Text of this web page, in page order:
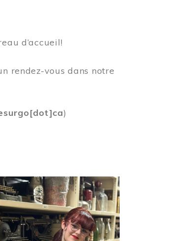
d’accueil!
rendez-vous dans notre
)